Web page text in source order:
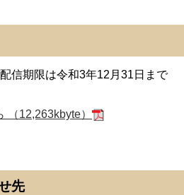
信期限は令和3年12月31日まで
（12,263kbyte）
先